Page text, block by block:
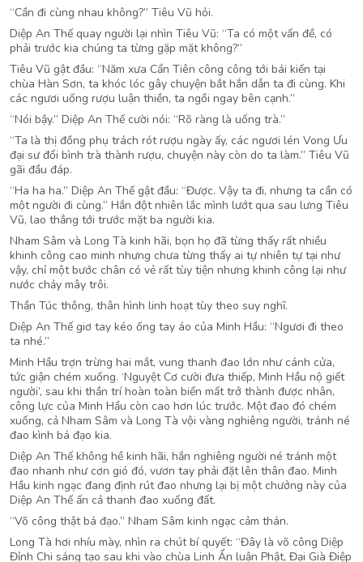
“Cần đi cùng nhau không?” Tiêu Vũ hỏi.
Diệp An Thế quay người lại nhìn Tiêu Vũ: “Ta có một vấn đề, có
phải trước kia chúng ta từng gặp mặt không?”
Tiêu Vũ gật đầu: “Năm xưa Cẩn Tiên công công tới bái kiến tại
chùa Hàn Sơn, ta khóc lóc gây chuyện bắt hắn dẫn ta đi cùng. Khi
các ngươi uống rượu luận thiền, ta ngồi ngay bên cạnh.”
“Nói bậy.” Diệp An Thế cười nói: “Rõ ràng là uống trà.”
“Ta là thị đồng phụ trách rót rượu ngày ấy, các ngươi lén Vong Ưu
đại sư đổi bình trà thành rượu, chuyện này còn do ta làm.” Tiêu Vũ
gãi đầu đáp.
“Ha ha ha.” Diệp An Thế gật đầu: “Được. Vậy ta đi, nhưng ta cần có
một người đi cùng.” Hắn đột nhiên lắc mình lướt qua sau lưng Tiêu
Vũ, lao thẳng tới trước mặt ba người kia.
Nham Sâm và Long Tà kinh hãi, bọn họ đã từng thấy rất nhiều
khinh công cao minh nhưng chưa từng thấy ai tự nhiên tự tại như
vậy, chỉ một bước chân có vẻ rất tùy tiện nhưng khinh công lại như
nước chảy mây trôi.
Thần Túc thông, thân hình linh hoạt tùy theo suy nghĩ.
Diệp An Thế giơ tay kéo ống tay áo của Minh Hầu: “Ngươi đi theo
ta nhé.”
Minh Hầu trợn trừng hai mắt, vung thanh đao lớn như cánh cửa,
tức giận chém xuống. ‘Nguyệt Cơ cười đưa thiếp, Minh Hầu nộ giết
người’, sau khi thần trí hoàn toàn biến mất trở thành được nhân,
công lực của Minh Hầu còn cao hơn lúc trước. Một đao đó chém
xuống, cả Nham Sâm và Long Tà vội vàng nghiêng người, tránh né
đao kình bá đạo kia.
Diệp An Thế không hề kinh hãi, hắn nghiêng người né tránh một
đao nhanh như cơn gió đó, vươn tay phải đặt lên thân đao. Minh
Hầu kinh ngạc đang định rút đao nhưng lại bị một chưởng này của
Diệp An Thế ấn cả thanh đao xuống đất.
“Võ công thật bá đạo.” Nham Sâm kinh ngạc cảm thán.
Long Tà hơi nhíu mày, nhìn ra chút bí quyết: “Đây là võ công Diệp
Đỉnh Chi sáng tạo sau khi vào chùa Linh Ẩn luận Phật, Đại Già Điệp